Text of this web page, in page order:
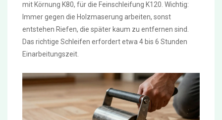
mit Körnung K80, für die Feinschleifung K120. Wichtig:
Immer gegen die Holzmaserung arbeiten, sonst
entstehen Riefen, die später kaum zu entfernen sind.
Das richtige Schleifen erfordert etwa 4 bis 6 Stunden
Einarbeitungszeit.